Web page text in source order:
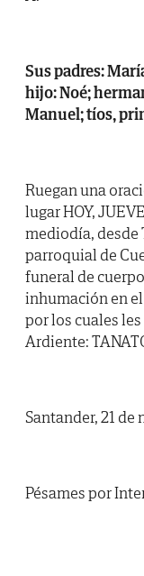
Sus padres:
hijo: Noé;
Manuel; tíos,
Ruegan una
lugar HOY,
mediodía, desde
parroquial de
funeral de
inhumación en
por los cuales
Ardiente:
Santander, 21 de
Pésames por